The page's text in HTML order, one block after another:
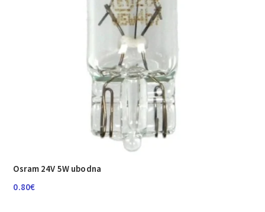
Osram 24V 5W ubodna
0.80€